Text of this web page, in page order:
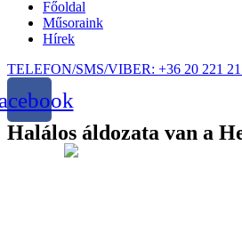
Főoldal
Műsoraink
Hírek
TELEFON/SMS/VIBER: +36 20 221
Halálos áldozata van a